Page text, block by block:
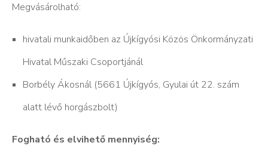
Megvásárolható:
hivatali munkaidőben az Újkígyósi Közös Önkormányzati
Hivatal Műszaki Csoportjánál
Borbély Ákosnál (5661 Újkígyós, Gyulai út 22. szám
alatt lévő horgászbolt)
Fogható és elvihető mennyiség: